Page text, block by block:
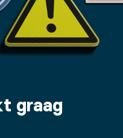
graag